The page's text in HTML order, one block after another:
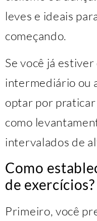
leves e ideais
começando.
Se você já
intermediário ou
optar por
como
intervalados de
Como
de exercícios?
Primeiro, você